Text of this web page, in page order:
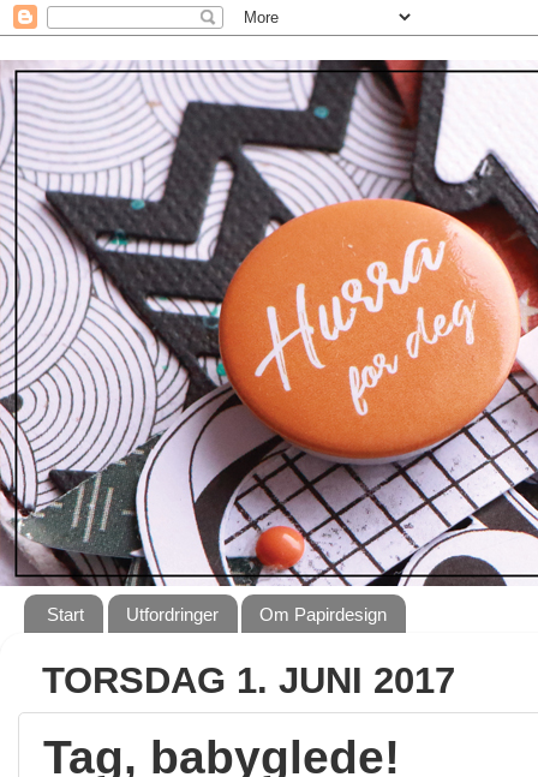
Start Utfordringer Om Papirdesign
TORSDAG 1. JUNI 2017
Tag, babyglede!